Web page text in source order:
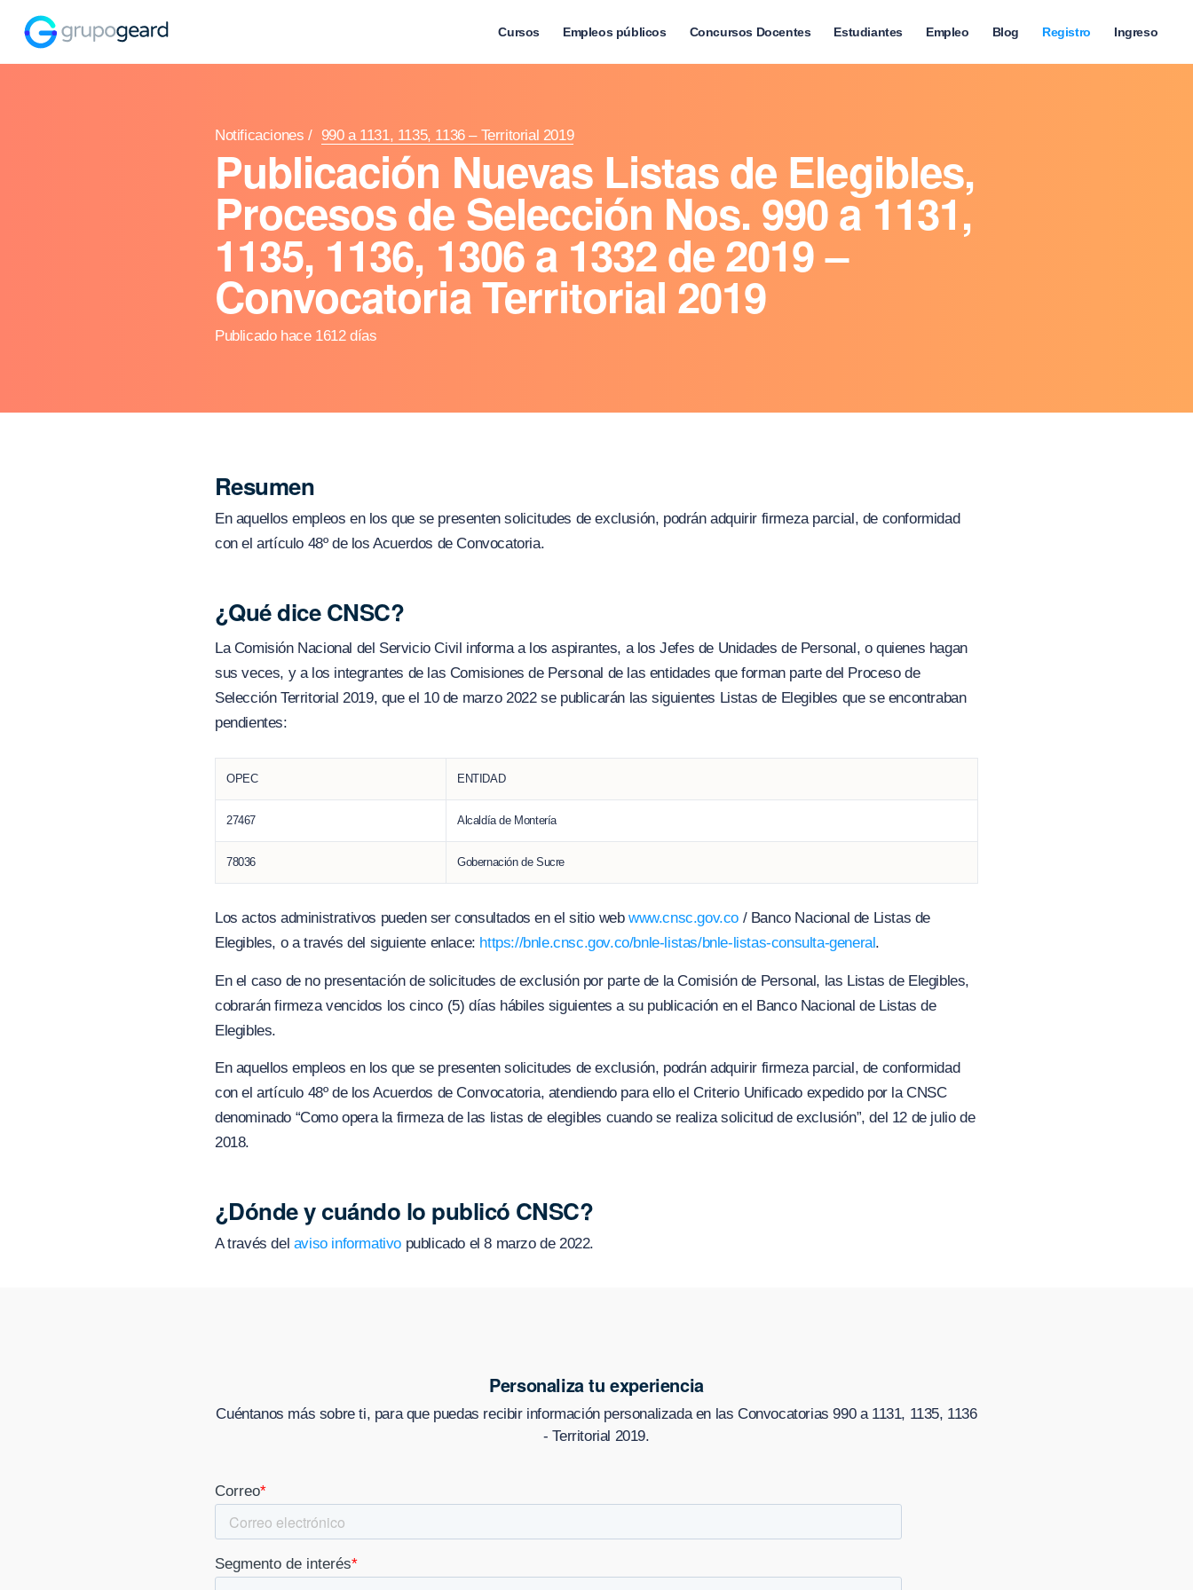
Cursos Empleos públicos Concursos Docentes Estudiantes Empleo Blog Registro Ingreso
Notificaciones / 990 a 1131, 1135, 1136 – Territorial 2019
Publicación Nuevas Listas de Elegibles,
Procesos de Selección Nos. 990 a 1131,
1135, 1136, 1306 a 1332 de 2019 –
Convocatoria Territorial 2019
Publicado hace 1612 días
Resumen
En aquellos empleos en los que se presenten solicitudes de exclusión, podrán adquirir firmeza parcial, de conformidad
con el artículo 48º de los Acuerdos de Convocatoria.
¿Qué dice CNSC?
La Comisión Nacional del Servicio Civil informa a los aspirantes, a los Jefes de Unidades de Personal, o quienes hagan
sus veces, y a los integrantes de las Comisiones de Personal de las entidades que forman parte del Proceso de
Selección Territorial 2019, que el 10 de marzo 2022 se publicarán las siguientes Listas de Elegibles que se encontraban
pendientes:
OPEC ENTIDAD
27467 Alcaldía de Montería
78036 Gobernación de Sucre
Los actos administrativos pueden ser consultados en el sitio webwww.cnsc.gov.co / Banco Nacional de Listas de
Elegibles, o a través del siguiente enlace: https://bnle.cnsc.gov.co/bnle-listas/bnle-listas-consulta-general.
En el caso de no presentación de solicitudes de exclusión por parte de la Comisión de Personal, las Listas de Elegibles,
cobrarán firmeza vencidos los cinco (5) días hábiles siguientes a su publicación en el Banco Nacional de Listas de
Elegibles.
En aquellos empleos en los que se presenten solicitudes de exclusión, podrán adquirir firmeza parcial, de conformidad
con el artículo 48º de los Acuerdos de Convocatoria, atendiendo para ello el Criterio Unificado expedido por la CNSC
denominado “Como opera la firmeza de las listas de elegibles cuando se realiza solicitud de exclusión”, del 12 de julio de
2018.
¿Dónde y cuándo lo publicó CNSC?
A través del aviso informativo publicado el 8 marzo de 2022.
Personaliza tu experiencia
Cuéntanos más sobre ti, para que puedas recibir información personalizada en las Convocatorias 990 a 1131, 1135, 1136
- Territorial 2019.